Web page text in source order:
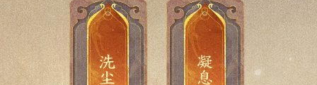
(仅PVP生效)
洗尘 凝息